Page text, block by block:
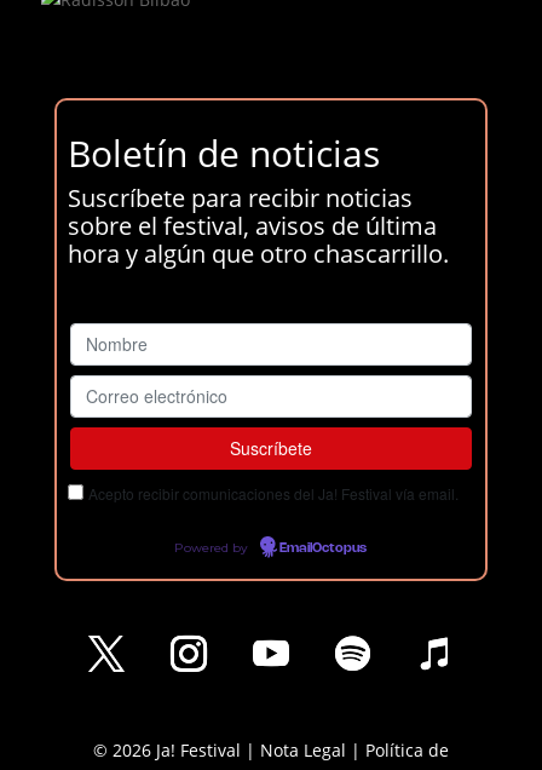
Boletín de noticias
Suscríbete para recibir noticias
sobre el festival, avisos de última
hora y algún que otro chascarrillo.
Acepto recibir comunicaciones del Ja! Festival vía email.
Powered by EmailOctopus
© 2026 Ja! Festival | Nota Legal | Política de